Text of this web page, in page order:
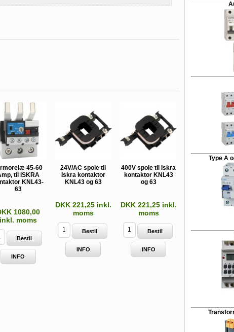
45-60
til ISKRA
KNL43-
63
1080,00
inkl. moms
Bestil
INFO
24V/AC spole til
Iskra kontaktor
KNL43 og 63
DKK 221,25 inkl.
moms
Bestil
INFO
400V spole til Iskra
kontaktor KNL43
og 63
DKK 221,25 inkl.
moms
Bestil
INFO
Type A